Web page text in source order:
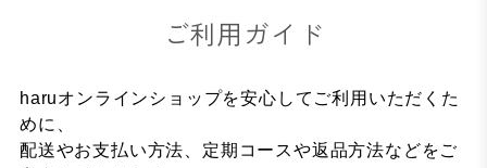
ご利用ガイド
haruオンラインショップを安心してご利用いただくた
めに、
配送やお支払い方法、定期コースや返品方法などをご